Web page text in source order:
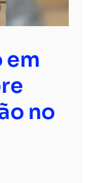
em
no